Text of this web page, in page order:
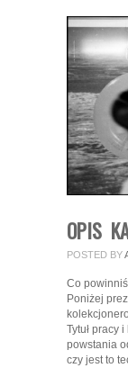
OPIS
POSTED BY
Co
Poniżej
Tytuł pracy
powstania
czy jest to